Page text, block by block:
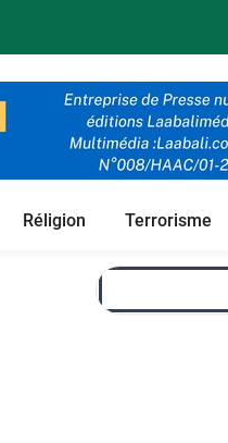
Réligion Terrorisme